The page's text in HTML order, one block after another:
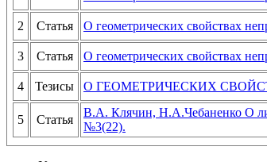
2 Статья О геометрических свойствах
3 Статья О геометрических свойствах
4 Тезисы О ГЕОМЕТРИЧЕСКИХ
5 Статья
В.А. Клячин, Н.А.Чебаненко О
№3(22).